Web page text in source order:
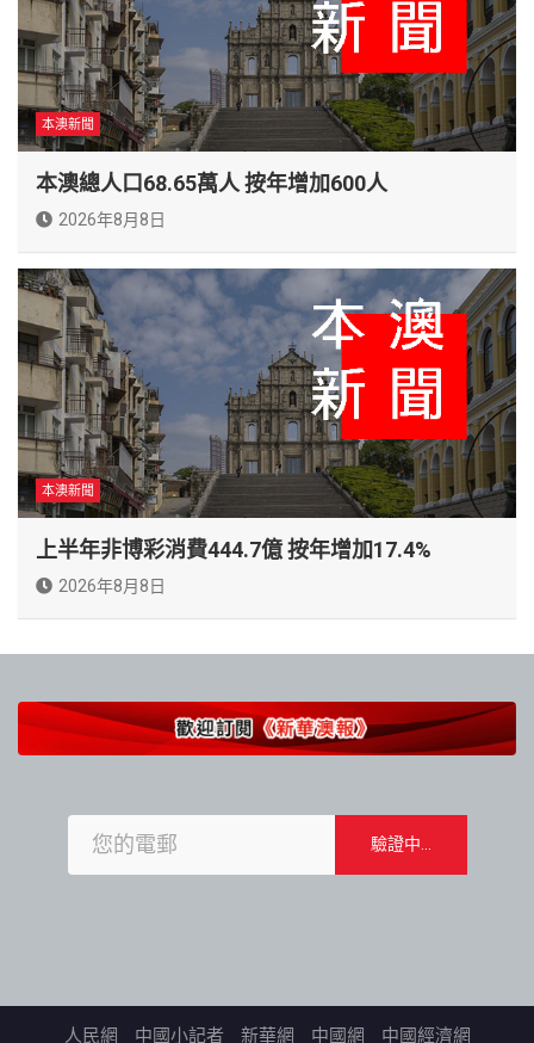
本澳新聞
本澳總人口68.65萬人 按年增加600人
2026年8月8日
本澳新聞
上半年非博彩消費444.7億 按年增加17.4%
2026年8月8日
人民網 中國小記者 新華網 中國網 中國經濟網